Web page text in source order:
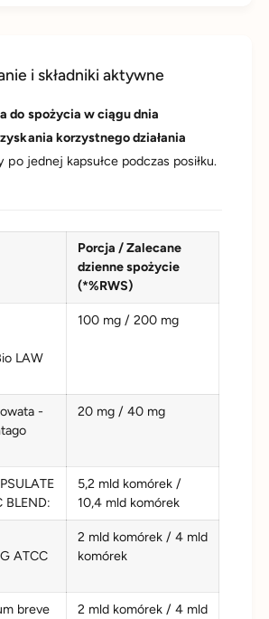
wzdęć jak to ma miejsce przy
(Violet Glass):
jak naturalny filtr, który chroni przed
części fioletowej. To unikalne
optymalną ochronę przed procesami
szczególnie wrażliwych substancji.
fioletowym jest rewolucyjnym
wysokiej jakości produktu
i składniki aktywne
do spożycia w ciągu dnia
korzystnego działania
po jednej kapsułce podczas posiłku.
Porcja / Zalecane
dzienne spożycie
(*%RWS)
LAW
100 mg / 200 mg
-
20 mg / 40 mg
BLEND:
5,2 mld komórek /
10,4 mld komórek
ATCC
2 mld komórek / 4 mld
komórek
breve
2 mld komórek / 4 mld